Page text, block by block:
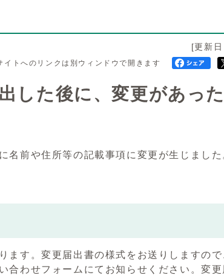
[更新
イトへのリンクは別ウィンドウで開きます
した後に、変更があっ
名前や住所等の記載事項に変更が生じまし
ます。変更届出書の様式をお送りしますの
合わせフォームにてお知らせください。変